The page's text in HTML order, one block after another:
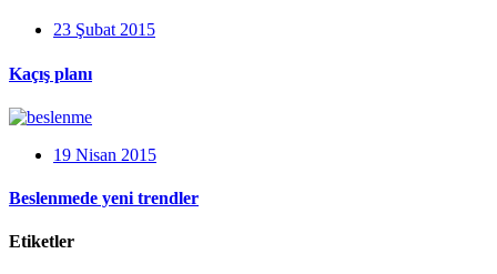
23 Şubat 2015
Kaçış planı
19 Nisan 2015
Beslenmede yeni trendler
Etiketler